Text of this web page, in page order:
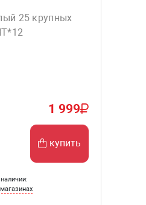
25 крупных
1 999
купить